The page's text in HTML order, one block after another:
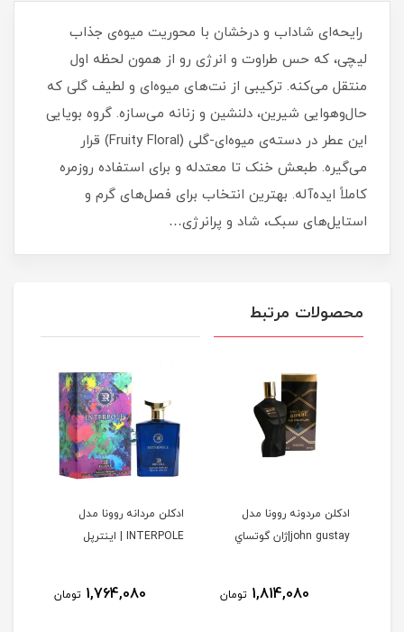
رایحه‌ای شاداب و درخشان با محوریت میوه‌ی جذاب
لیچی، که حس طراوت و انرژی رو از همون لحظه اول
منتقل می‌کنه. ترکیبی از نت‌های میوه‌ای و لطیف گلی که
حال‌وهوایی شیرین، دلنشین و زنانه می‌سازه. گروه بویایی
این عطر در دسته‌ی میوه‌ای-گلی (Fruity Floral) قرار
می‌گیره. طبعش خنک تا معتدله و برای استفاده روزمره
کاملاً ایده‌آله. بهترین انتخاب برای فصل‌های گرم و
استایل‌های سبک، شاد و پرانرژی…
محصولات مرتبط
ادكلن مردونه روونا مدل
john gustay|ژان گوتساي
1,814,080 تومان
ادكلن مردانه روونا مدل
INTERPOLE | اينترپل
1,764,080 تومان